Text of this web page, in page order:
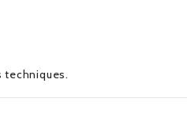
techniques.